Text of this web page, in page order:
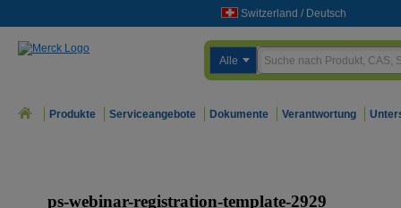
Switzerland / Deutsch
Alle
Produkte Serviceangebote Dokumente Verantwortung